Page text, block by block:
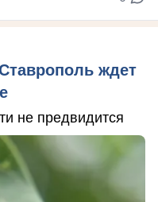
ждет
не предвидится